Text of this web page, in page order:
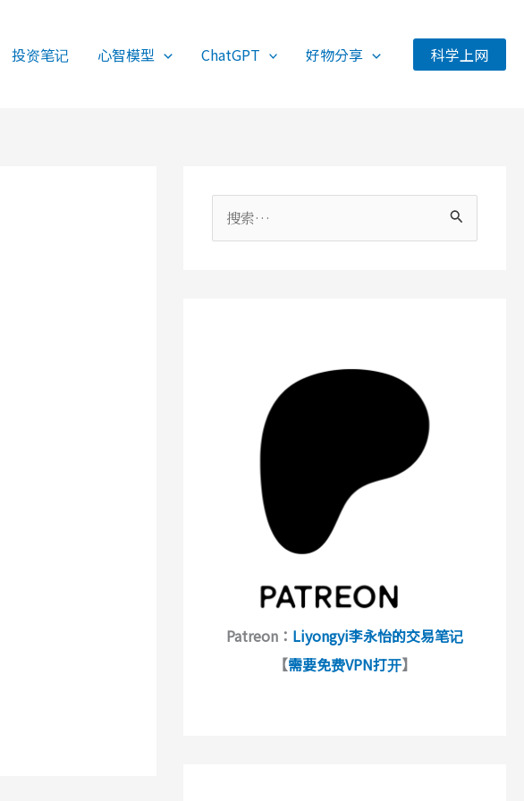
投资笔记 心智模型 ChatGPT 好物分享 科学上网
索
Patreon： Liyongyi李永怡的交易笔记
【需要免费VPN打开】